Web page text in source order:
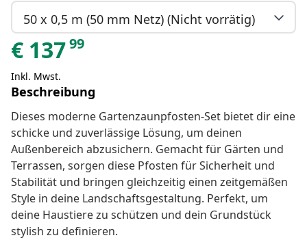
50 x 0,5 m (50 mm Netz) (Nicht vorrätig)
€ 13799
Inkl. Mwst.
Beschreibung
Dieses moderne Gartenzaunpfosten-Set bietet dir eine
schicke und zuverlässige Lösung, um deinen
Außenbereich abzusichern. Gemacht für Gärten und
Terrassen, sorgen diese Pfosten für Sicherheit und
Stabilität und bringen gleichzeitig einen zeitgemäßen
Style in deine Landschaftsgestaltung. Perfekt, um
deine Haustiere zu schützen und dein Grundstück
stylish zu definieren.